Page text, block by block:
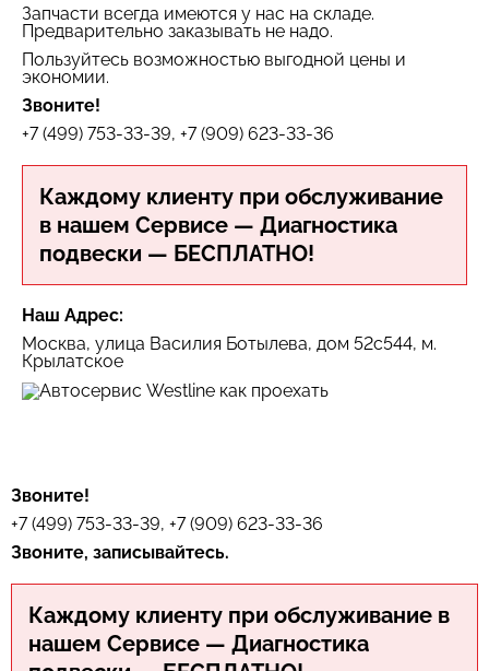
Запчасти всегда имеются у нас на складе.
Предварительно заказывать не надо.
Пользуйтесь возможностью выгодной цены и
экономии.
Звоните!
+7 (499) 753-33-39, +7 (909) 623-33-36
Каждому клиенту при обслуживание
в нашем Сервисе — Диагностика
подвески — БЕСПЛАТНО!
Наш Адрес:
Москва, улица Василия Ботылева, дом 52с544, м.
Крылатское
Звоните!
+7 (499) 753-33-39, +7 (909) 623-33-36
Звоните, записывайтесь.
Каждому клиенту при обслуживание в
нашем Сервисе — Диагностика